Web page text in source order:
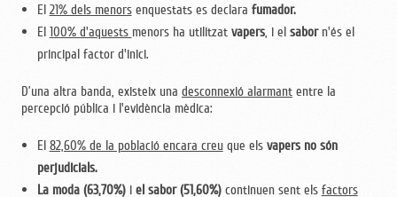
El 21% dels menorsenquestats es declara fumador.
El 100% d'aquests menors ha utilitzat vapers, i el sabor n'és el
principal factor d'inici.
D’una altra banda, existeix una desconnexió alarmant entre la
percepció pública i l'evidència mèdica:
El 82,60% de la població encara creuque els vapers no són
perjudicials.
La moda (63,70%)i el sabor (51,60%)continuen sent els factors